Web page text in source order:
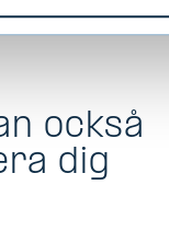
också
dig